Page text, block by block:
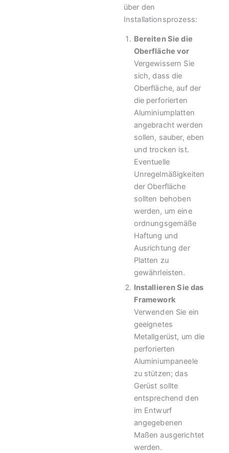
über den
Installationsprozess:
Bereiten Sie die
Oberfläche vor
Vergewissern Sie
sich, dass die
Oberfläche, auf der
die perforierten
Aluminiumplatten
angebracht werden
sollen, sauber, eben
und trocken ist.
Eventuelle
Unregelmäßigkeiten
der Oberfläche
sollten behoben
werden, um eine
ordnungsgemäße
Haftung und
Ausrichtung der
Platten zu
gewährleisten.
Installieren Sie das
Framework
Verwenden Sie ein
geeignetes
Metallgerüst, um die
perforierten
Aluminiumpaneele
zu stützen; das
Gerüst sollte
entsprechend den
im Entwurf
angegebenen
Maßen ausgerichtet
werden.